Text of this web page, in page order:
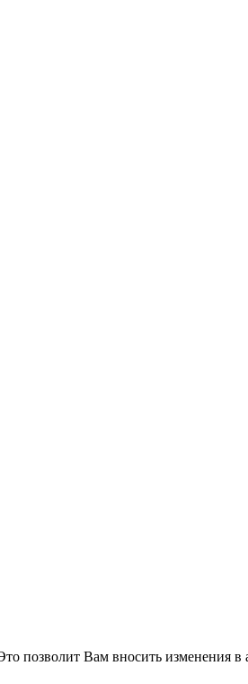
позволит Вам вносить изменения в